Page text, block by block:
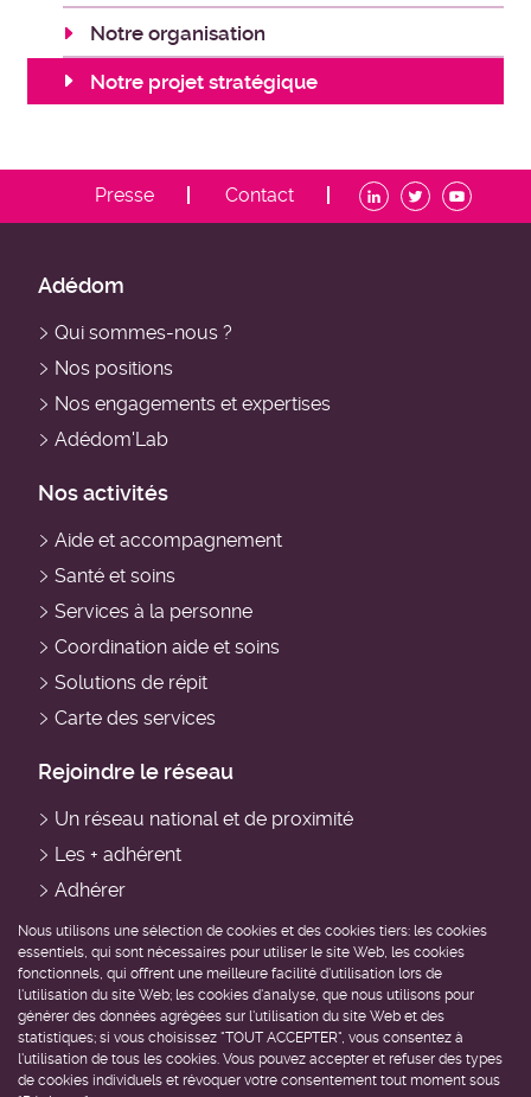
Notre organisation
Notre projet stratégique
-
contact
Presse Contact
ADDM
-
Navigation
principale
Adédom
Qui sommes-nous ?
Nos positions
Nos engagements et expertises
Adédom'Lab
Nos activités
Aide et accompagnement
Santé et soins
Services à la personne
Coordination aide et soins
Solutions de répit
Carte des services
Rejoindre le réseau
Un réseau national et de proximité
Les + adhérent
Adhérer
Devenir professionnel du domicile
Devenir bénévole
Être accompagné
Trouver un service près de chez moi
Nous utilisons une sélection de cookies et des cookies tiers: les cookies
essentiels, qui sont nécessaires pour utiliser le site Web, les cookies
fonctionnels, qui offrent une meilleure facilité d'utilisation lors de
l'utilisation du site Web; les cookies d'analyse, que nous utilisons pour
générer des données agrégées sur l'utilisation du site Web et des
statistiques; si vous choisissez "TOUT ACCEPTER", vous consentez à
l'utilisation de tous les cookies. Vous pouvez accepter et refuser des types
de cookies individuels et révoquer votre consentement tout moment sous